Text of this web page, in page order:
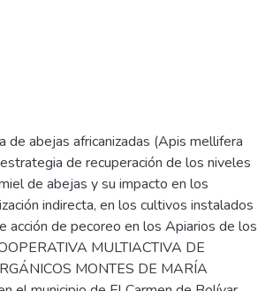
de abejas africanizadas (Apis mellifera
de recuperación de los niveles
de abejas y su impacto en los
indirecta, en los cultivos instalados
acción de pecoreo en los Apiarios de los
MULTIACTIVA DE
MONTES DE MARÍA